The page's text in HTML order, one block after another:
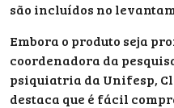
são incluídos no
Embora o produto seja
coordenadora da
psiquiatria da Unifesp,
destaca que é fácil